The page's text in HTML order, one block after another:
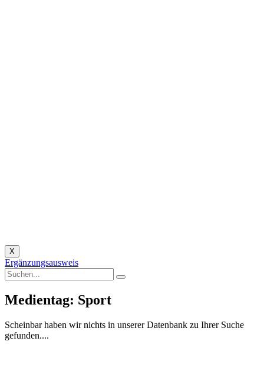
X
Ergänzungsausweis
Medientag: Sport
Scheinbar haben wir nichts in unserer Datenbank zu Ihrer Suche
gefunden....